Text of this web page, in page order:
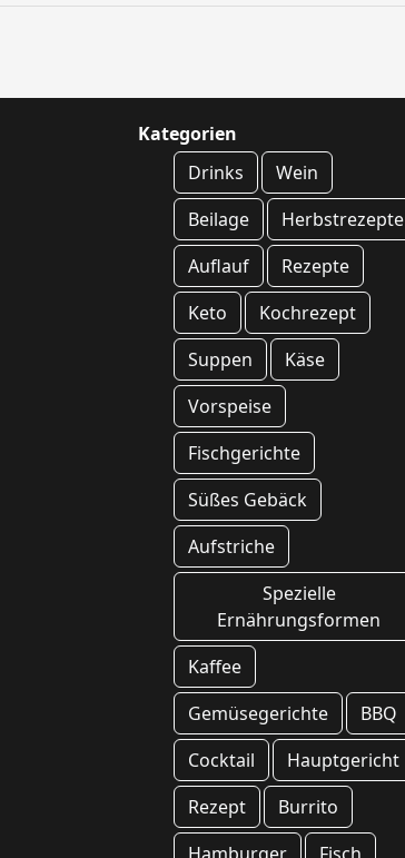
Kategorien
Drinks
Wein
Beilage
Herbstrezepte
Auflauf
Rezepte
Keto
Kochrezept
Suppen
Käse
Vorspeise
Fischgerichte
Süßes Gebäck
Aufstriche
Spezielle
Ernährungsformen
Kaffee
Gemüsegerichte
BBQ
Cocktail
Hauptgericht
Rezept
Burrito